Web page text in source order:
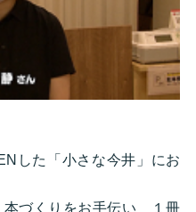
した「小さな今井」にお
本づくりをお手伝い １冊